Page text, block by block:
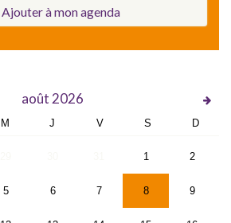
Ajouter à mon agenda
août 2026
M J V S D
1 2
5 6 7 8 9